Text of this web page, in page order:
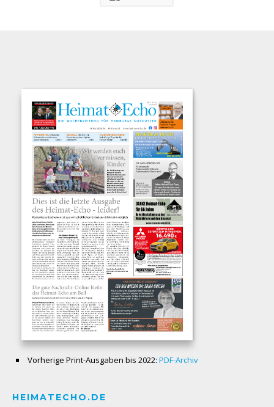
Vorherige Print-Ausgaben bis 2022: PDF-Archiv
HEIMATECHO.DE